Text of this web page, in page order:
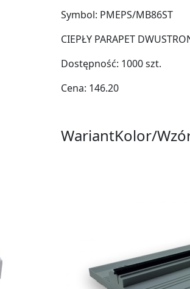
Symbol: PMEPS/MB86ST
CIEPŁY PARAPET
Dostępność: 1000szt.
Cena: 146.20
WariantKolor/